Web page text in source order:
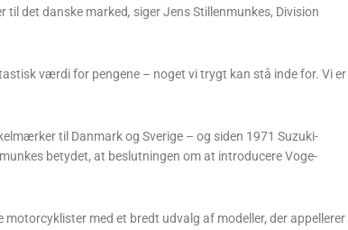
til det danske marked, siger Jens Stillenmunkes, Division
værdi for pengene – noget vi trygt kan stå inde for. Vi er
til Danmark og Sverige – og siden 1971 Suzuki-
betydet, at beslutningen om at introducere Voge-
med et bredt udvalg af modeller, der appellerer